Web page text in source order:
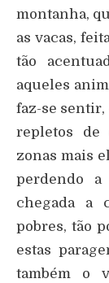
montanha,
as vacas,
tão
aqueles
faz-se sentir,
repletos de
zonas mais
perdendo
chegada a
pobres, tão
estas
também o